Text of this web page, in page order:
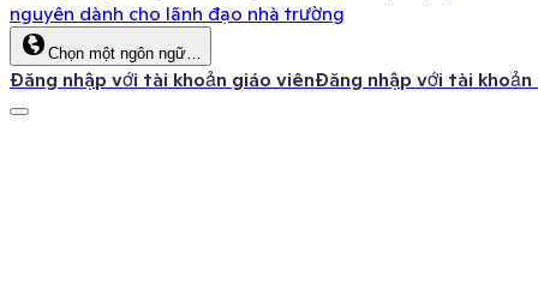
nguyên dành cho lãnh đạo nhà trường
Chọn một ngôn ngữ…
Đăng nhập với tài khoản giáo viênĐăng nhập với tài khoản